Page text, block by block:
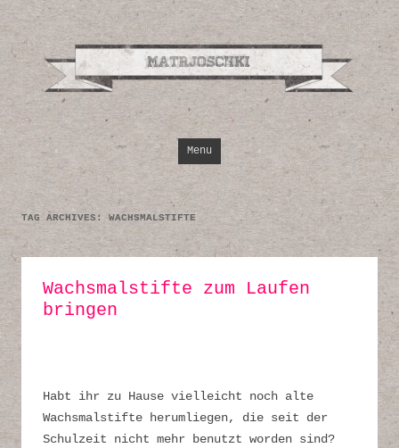
Design,
Menu Skip to content
TAG ARCHIVES:WACHSMALSTIFTE
Wachsmalstifte zum Laufen
bringen
Habt ihr zu Hause vielleicht noch alte
Wachsmalstifte herumliegen, die seit der
Schulzeit nicht mehr benutzt worden sind?